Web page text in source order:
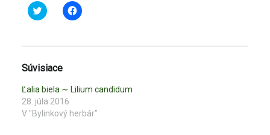
K
l
e
p
e
z
d
i
e
K
l
e
z
i
e
Súvisiace
Ľalia biela ∼ Lilium candidum
28. júla 2016
V "Bylinkový herbár"